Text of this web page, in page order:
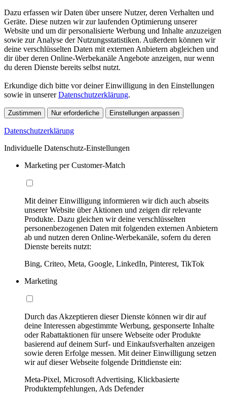
Dazu erfassen wir Daten über unsere Nutzer, deren Verhalten und
Geräte. Diese nutzen wir zur laufenden Optimierung unserer
Website und um dir personalisierte Werbung und Inhalte anzuzeigen
sowie zur Analyse der Nutzungsstatistiken. Außerdem können wir
deine verschlüsselten Daten mit externen Anbietern abgleichen und
dir über deren Online-Werbekanäle Angebote anzeigen, nur wenn
du deren Dienste bereits selbst nutzt.
Erkundige dich bitte vor deiner Einwilligung in den Einstellungen
sowie in unsererDatenschutzerklärung.
Zustimmen Nur erforderliche Einstellungen anpassen
Datenschutzerklärung
Individuelle Datenschutz-Einstellungen
Marketing per Customer-Match
Mit deiner Einwilligung informieren wir dich auch abseits
unserer Website über Aktionen und zeigen dir relevante
Produkte. Dazu gleichen wir deine verschlüsselten
personenbezogenen Daten mit folgenden externen Anbietern
ab und nutzen deren Online-Werbekanäle, sofern du deren
Dienste bereits nutzt:
Bing, Criteo, Meta, Google, LinkedIn, Pinterest, TikTok
Marketing
Durch das Akzeptieren dieser Dienste können wir dir auf
deine Interessen abgestimmte Werbung, gesponserte Inhalte
oder Rabattaktionen für unsere Webseite oder Produkte
basierend auf deinem Surf- und Einkaufsverhalten anzeigen
sowie deren Erfolge messen. Mit deiner Einwilligung setzen
wir auf dieser Webseite folgende Drittdienste ein:
Meta-Pixel, Microsoft Advertising, Klickbasierte
Produktempfehlungen, Ads Defender